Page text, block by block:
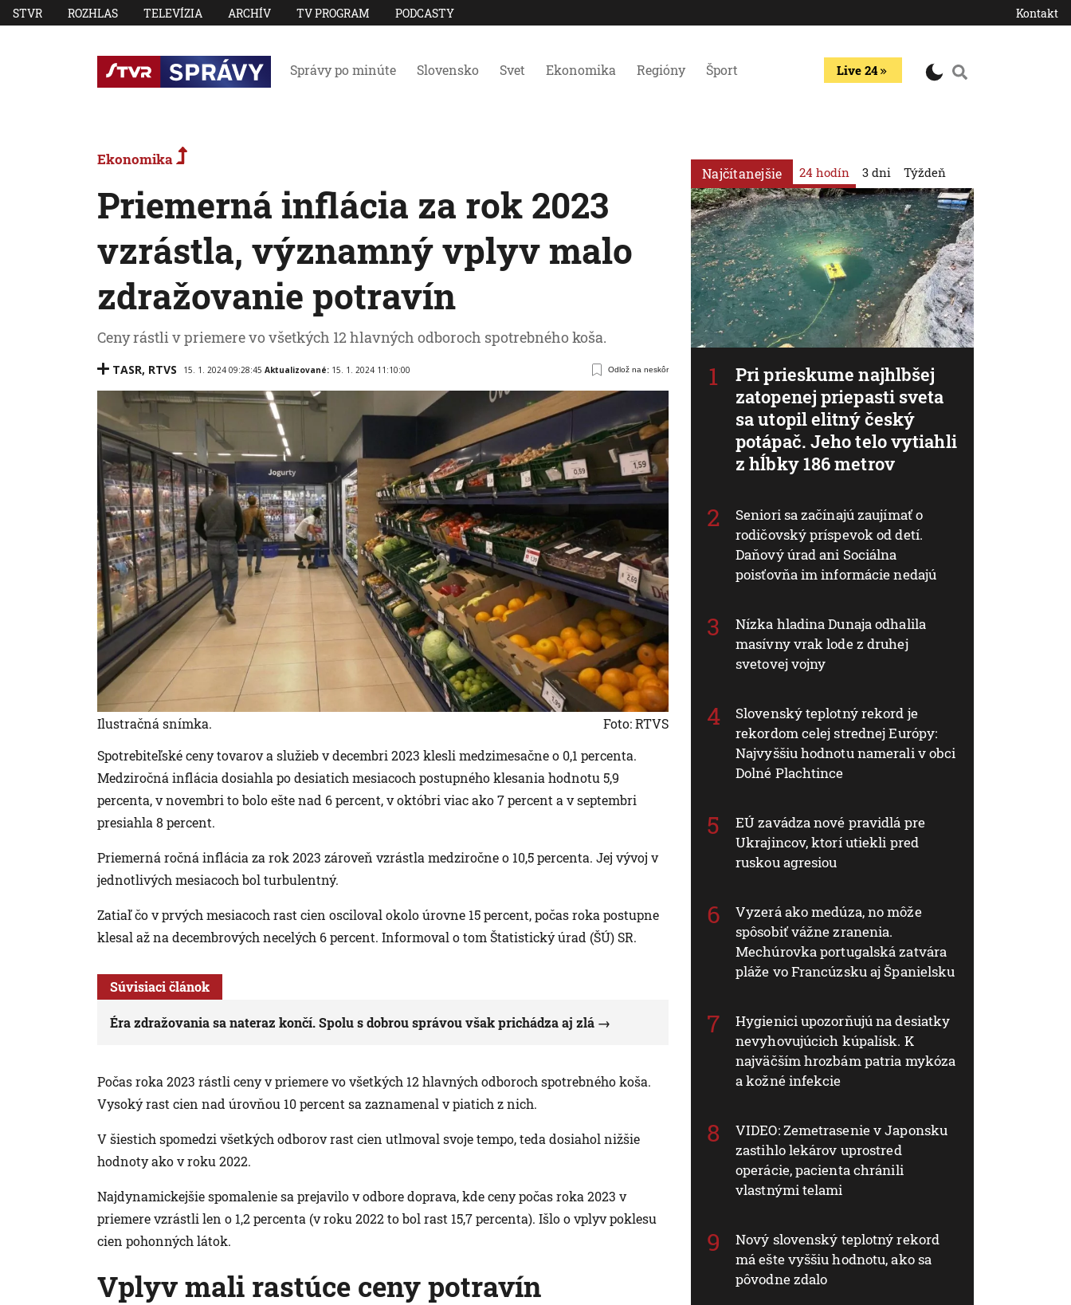
STVR ROZHLAS TELEVÍZIA ARCHÍV TV PROGRAM PODCASTY Kontakt
Správy po minúte Slovensko Svet Ekonomika Regióny Šport Live 24
Ekonomika
Priemerná inflácia za rok 2023
vzrástla, významný vplyv malo
zdražovanie potravín
Ceny rástli v priemere vo všetkých 12 hlavných odboroch spotrebného koša.
TASR, RTVS 15. 1. 2024 09:28:45 Aktualizované: 15. 1. 2024 11:10:00 Odlož na neskôr
Ilustračná snímka.
Foto: RTVS
Spotrebiteľské ceny tovarov a služieb v decembri 2023 klesli medzimesačne o 0,1 percenta.
Medziročná inflácia dosiahla po desiatich mesiacoch postupného klesania hodnotu 5,9
percenta, v novembri to bolo ešte nad 6 percent, v októbri viac ako 7 percent a v septembri
presiahla 8 percent.
Priemerná ročná inflácia za rok 2023 zároveň vzrástla medziročne o 10,5 percenta. Jej vývoj v
jednotlivých mesiacoch bol turbulentný.
Zatiaľ čo v prvých mesiacoch rast cien osciloval okolo úrovne 15 percent, počas roka postupne
klesal až na decembrových necelých 6 percent. Informoval o tom Štatistický úrad (ŠÚ) SR.
Súvisiaci článok
Éra zdražovania sa nateraz končí. Spolu s dobrou správou však prichádza aj zlá
Počas roka 2023 rástli ceny v priemere vo všetkých 12 hlavných odboroch spotrebného koša.
Vysoký rast cien nad úrovňou 10 percent sa zaznamenal v piatich z nich.
V šiestich spomedzi všetkých odborov rast cien utlmoval svoje tempo, teda dosiahol nižšie
hodnoty ako v roku 2022.
Najdynamickejšie spomalenie sa prejavilo v odbore doprava, kde ceny počas roka 2023 v
priemere vzrástli len o 1,2 percenta (v roku 2022 to bol rast 15,7 percenta). Išlo o vplyv poklesu
cien pohonných látok.
Vplyv mali rastúce ceny potravín
Najčítanejšie 24 hodín
Pri prieskume najhlbšej
zatopenej priepasti sveta
sa utopil elitný český
potápač. Jeho telo vytiahli
z hĺbky 186 metrov
Seniori sa začínajú zaujímať o
rodičovský príspevok od detí.
Daňový úrad ani Sociálna
poisťovňa im informácie nedajú
Nízka hladina Dunaja odhalila
masívny vrak lode z druhej
svetovej vojny
Slovenský teplotný rekord je
rekordom celej strednej Európy:
Najvyššiu hodnotu namerali v obci
Dolné Plachtince
EÚ zavádza nové pravidlá pre
Ukrajincov, ktorí utiekli pred
ruskou agresiou
Vyzerá ako medúza, no môže
spôsobiť vážne zranenia.
Mechúrovka portugalská zatvára
pláže vo Francúzsku aj Španielsku
Hygienici upozorňujú na desiatky
nevyhovujúcich kúpalísk. K
najväčším hrozbám patria mykóza
a kožné infekcie
VIDEO: Zemetrasenie v Japonsku
zastihlo lekárov uprostred
operácie, pacienta chránili
vlastnými telami
Nový slovenský teplotný rekord
má ešte vyššiu hodnotu, ako sa
pôvodne zdalo
3 dni Týždeň